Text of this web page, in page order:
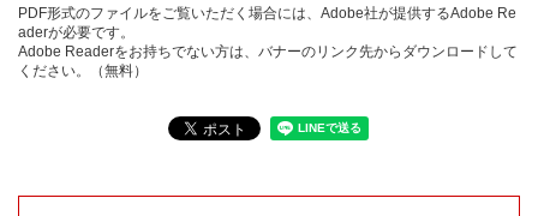
PDF形式のファイルをご覧いただく場合には、Adobe社が提供するAdobe Re
aderが必要です。
Adobe Readerをお持ちでない方は、バナーのリンク先からダウンロードして
ください。（無料）